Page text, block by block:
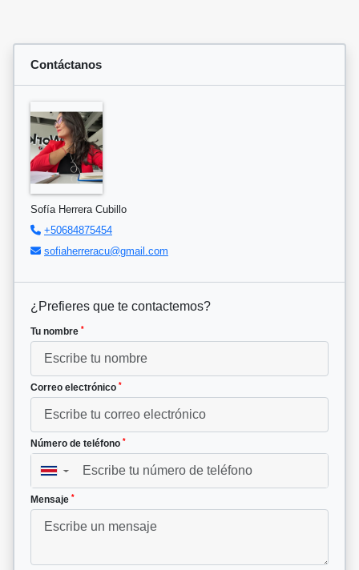
Contáctanos
Sofía Herrera Cubillo
+50684875454
sofiaherreracu@gmail.com
¿Prefieres que te contactemos?
Tu nombre *
Correo electrónico *
Número de teléfono *
▼
Mensaje *